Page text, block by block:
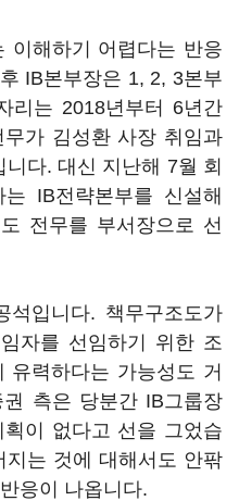
이해하기 어렵다는 반응
IB본부장은 1, 2, 3본부
리는 2018년부터 6년간
가 김성환 사장 취임과
다. 대신 지난해 7월 회
IB전략본부를 신설해
전무를 부서장으로 선
입니다. 책무구조도가
자를 선임하기 위한 조
유력하다는 가능성도 거
측은 당분간 IB그룹장
이 없다고 선을 그었습
지는 것에 대해서도 안팎
응이 나옵니다.